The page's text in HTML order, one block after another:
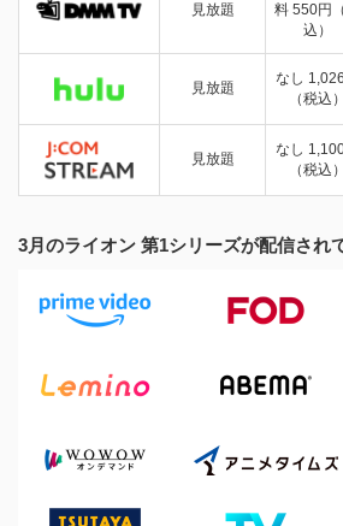
見放題
料 550円
込）
見放題
なし
（税込）
見放題
なし
（税込）
3月のライオン 第1シリーズが配信され